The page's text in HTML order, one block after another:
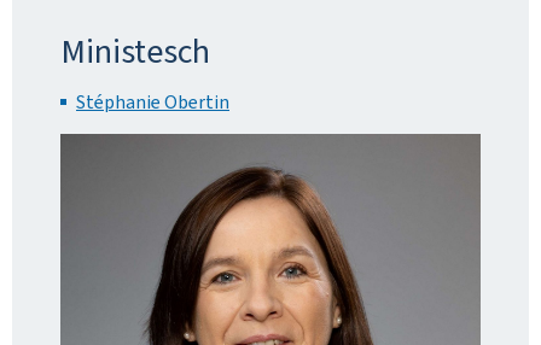
Ministesch
Stéphanie Obertin